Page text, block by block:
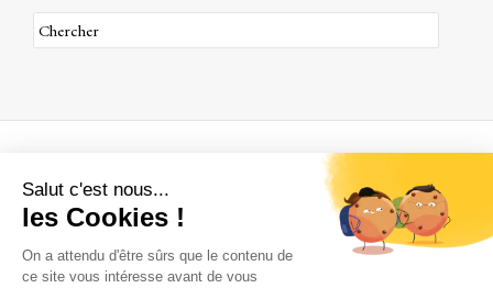
Qui sommes nous ?
Une histoire de famille
Où sommes nous ?
Comment venir à Janvry